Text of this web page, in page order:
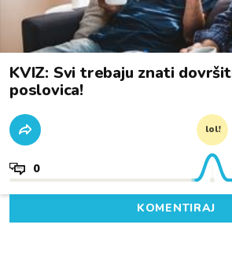
KVIZ: Svi trebaju znati
poslovica!
lol!
0
KOMENTIRAJ